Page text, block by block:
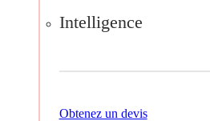
Intelligence
Obtenez un devis